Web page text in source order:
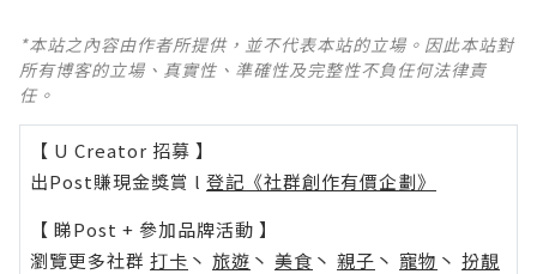
*本站之內容由作者所提供，並不代表本站的立場。因此本站對
所有博客的立場、真實性、準確性及完整性不負任何法律責
任。
【 U Creator 招募 】
出Post賺現金獎賞 l 登記《社群創作有價企劃》
【 睇Post + 參加品牌活動 】
瀏覽更多社群 打卡 丶 旅遊 丶 美食 丶 親子 丶 寵物 丶 扮靚